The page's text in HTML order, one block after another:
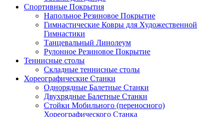
Спортивные Покрытия
Напольное Резиновое Покрытие
Гимнастические Ковры для Художественной
Гимнастики
Танцевальный Линолеум
Рулонное Резиновое Покрытие
Теннисные столы
Складные теннисные столы
Хореографические Станки
Однорядные Балетные Станки
Двухрядные Балетные Станки
Стойки Мобильного (переносного)
Хореографического Станка